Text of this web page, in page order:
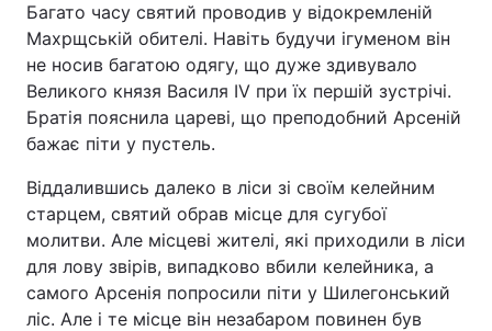
Багато часу святий проводив у відокремленій
Махрщській обителі. Навіть будучи ігуменом він
не носив багатою одягу, що дуже здивувало
Великого князя Василя IV при їх першій зустрічі.
Братія пояснила цареві, що преподобний Арсеній
бажає піти у пустель.
Віддалившись далеко в ліси зі своїм келейним
старцем, святий обрав місце для сугубої
молитви. Але місцеві жителі, які приходили в ліси
для лову звірів, випадково вбили келейника, а
самого Арсенія попросили піти у Шилегонський
ліс. Але і те місце він незабаром повинен був